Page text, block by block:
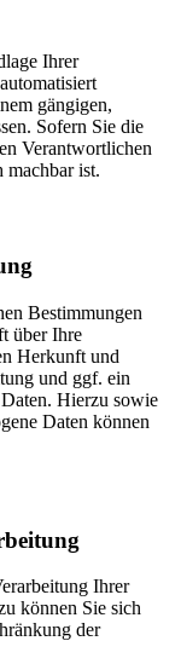
Ihrer
gängigen,
Sofern Sie die
Verantwortlichen
machbar ist.
Bestimmungen
über Ihre
Herkunft und
und ggf. ein
Hierzu sowie
Daten können
Ihrer
können Sie sich
der